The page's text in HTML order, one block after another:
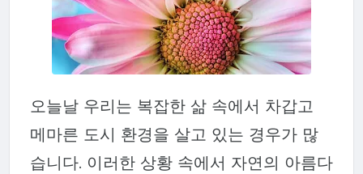
오늘날 우리는 복잡한 삶 속에서 차갑고
메마른 도시 환경을 살고 있는 경우가 많
습니다. 이러한 상황 속에서 자연의 아름다